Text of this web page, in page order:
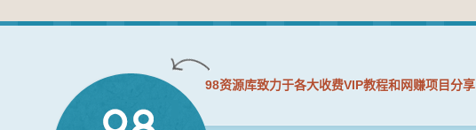
98资源库致力于各大收费VIP教程和网赚项目分享